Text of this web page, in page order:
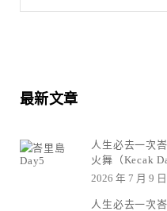
最新文章
人生必去一次
火舞（Kecak
2026 年 7 月 9 日
人生必去一次